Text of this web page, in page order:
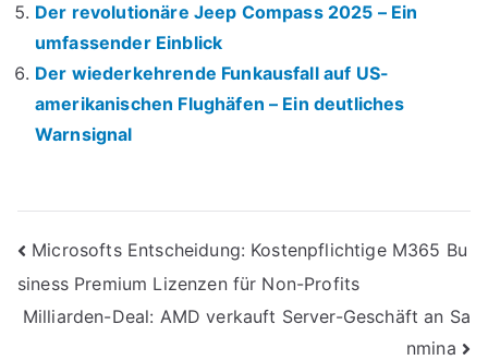
Der revolutionäre Jeep Compass 2025 – Ein
umfassender Einblick
Der wiederkehrende Funkausfall auf US-
amerikanischen Flughäfen – Ein deutliches
Warnsignal
Beitrags-
Navigation
Microsofts Entscheidung: Kostenpflichtige M365 Bu
siness Premium Lizenzen für Non-Profits
Milliarden-Deal: AMD verkauft Server-Geschäft an Sa
nmina